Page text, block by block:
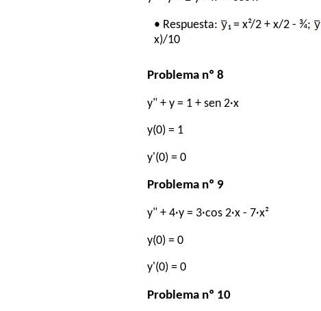
• Respuesta: ₁ = x²/2 + x/2 - ¾;
x)/10
Problema nº 8
y" + y = 1 + sen 2·x
y(0) = 1
y'(0) = 0
Problema nº 9
y" + 4·y = 3·cos 2·x - 7·x²
y(0) = 0
y'(0) = 0
Problema nº 10